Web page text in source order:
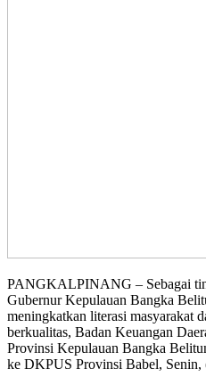
PANGKALPINANG – Sebagai
Gubernur Kepulauan Bangka
meningkatkan literasi masyarakat
berkualitas, Badan Keuangan
Provinsi Kepulauan Bangka
ke DKPUS Provinsi Babel, Senin,